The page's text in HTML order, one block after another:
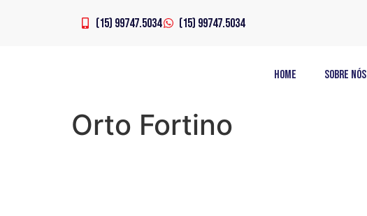
(15) 99747.5034 (15) 99747.5034
Home Sobre Nós
Orto Fortino